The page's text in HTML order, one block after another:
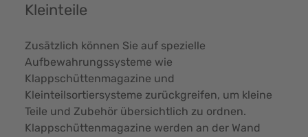
Kleinteile
Zusätzlich können Sie auf spezielle
Aufbewahrungssysteme wie
Klappschüttenmagazine und
Kleinteilsortiersysteme zurückgreifen, um kleine
Teile und Zubehör übersichtlich zu ordnen.
Klappschüttenmagazine werden an der Wand